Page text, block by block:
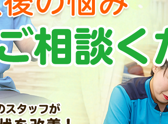
閉じる
閉じる
閉じる
閉じる
閉じる
閉じる
閉じる